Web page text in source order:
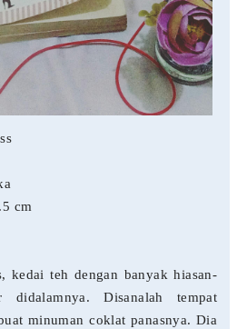
cm
kedai teh dengan banyak hiasan-
Disanalah tempat
minuman coklat panasnya. Dia